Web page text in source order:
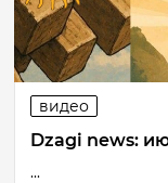
видео
Dzagi news:
...